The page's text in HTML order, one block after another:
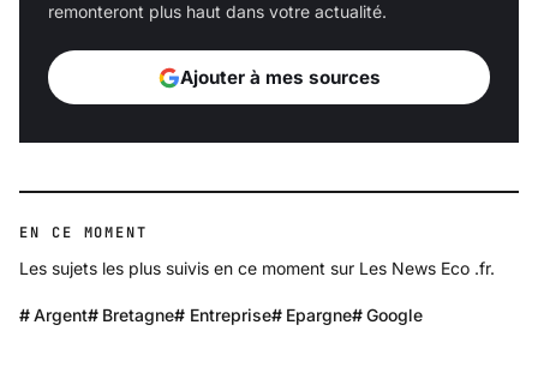
remonteront plus haut dans votre actualité.
Ajouter à mes sources
EN CE MOMENT
Les sujets les plus suivis en ce moment sur Les News Eco .fr.
Argent Bretagne Entreprise Epargne Google